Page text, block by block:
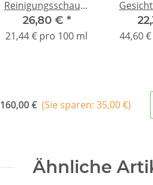
Reinigungsschaum
125 ml
26,80 € *
21,44 € pro 100 ml
44,60
160,00 € (Sie sparen: 35,00 €)
Ähnliche